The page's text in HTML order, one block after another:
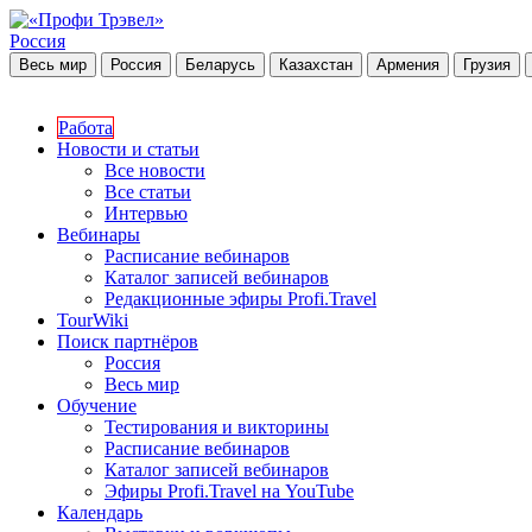
Россия
Весь мир Россия Беларусь Казахстан Армения Грузия
Работа
Новости и статьи
Все новости
Все статьи
Интервью
Вебинары
Расписание вебинаров
Каталог записей вебинаров
Редакционные эфиры Profi.Travel
TourWiki
Поиск партнёров
Россия
Весь мир
Обучение
Тестирования и викторины
Расписание вебинаров
Каталог записей вебинаров
Эфиры Profi.Travel на YouTube
Календарь